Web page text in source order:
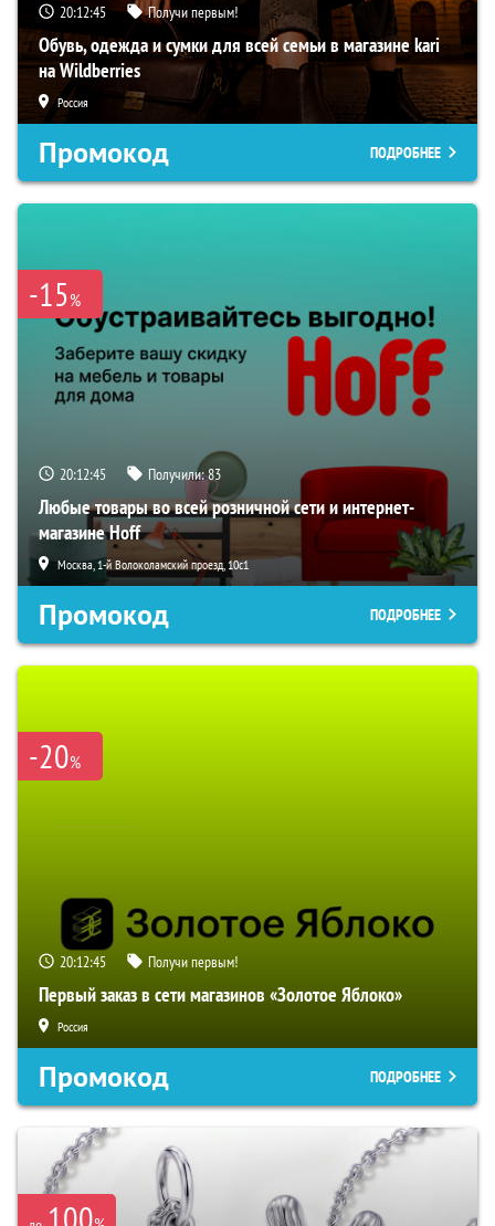
20:12:44 Получи первым!
Обувь, одежда и сумки для всей семьи в магазине kari
на Wildberries
Россия
Промокод ПОДРОБНЕЕ
-15%
20:12:44 Получили:83
Любые товары во всей розничной сети и интернет-
магазине Hoff
Москва, 1-й Волоколамский проезд, 10с1
Промокод ПОДРОБНЕЕ
-20%
20:12:44 Получи первым!
Первый заказ в сети магазинов «Золотое Яблоко»
Россия
Промокод ПОДРОБНЕЕ